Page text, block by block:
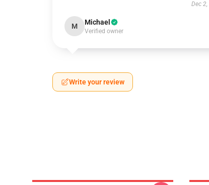
Dec
M Michael
Verified owner
Write your review